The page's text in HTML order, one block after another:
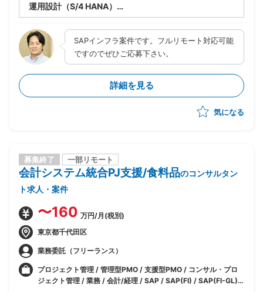
運用設計（S/4 HANA）
・業務チーム側でのテスト支援
・エラー対応調査
SAPインフラ案件です。フルリモート対応可能
ですのでぜひご応募下さい。
詳細を見る
気になる
募集終了 一部リモート
会計システム統合PJ支援/食料品のコンサルタン
ト求人・案件
〜160 万円/月(税別)
東京都千代田区
業務委託（フリーランス）
プロジェクト管理 / 管理型PMO / 支援型PMO / コンサル・プロ
ジェクト管理 / 業務 / 会計/経理 / SAP / SAP(FI) / SAP(FI-GL) /